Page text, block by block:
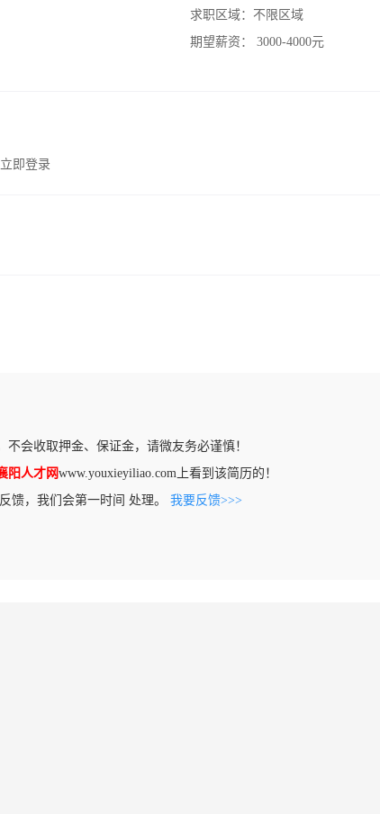
求职区域： 不限区域
期望薪资：
3000-4000元
立即登录
不会收取押金、保证金，请微友务必谨慎！
阳人才网www.youxieyiliao.com上看到该简历的！
馈，我们会第一时间 处理。 我要反馈>>>